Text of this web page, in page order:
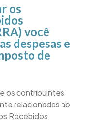
os
você
despesas e
de
os contribuintes
relacionadas ao
Recebidos